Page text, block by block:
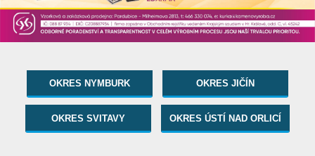
OKRES NYMBURK OKRES JIČÍN
OKRES SVITAVY OKRES ÚSTÍ NAD ORLICÍ